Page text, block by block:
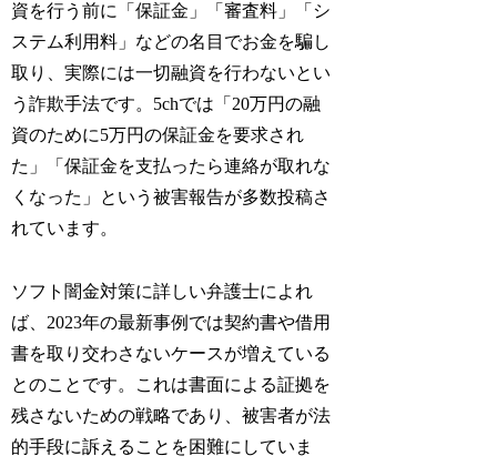
資を行う前に「保証金」「審査料」「シ
ステム利用料」などの名目でお金を騙し
取り、実際には一切融資を行わないとい
う詐欺手法です。5chでは「20万円の融
資のために5万円の保証金を要求され
た」「保証金を支払ったら連絡が取れな
くなった」という被害報告が多数投稿さ
れています。
ソフト闇金対策に詳しい弁護士によれ
ば、2023年の最新事例では契約書や借用
書を取り交わさないケースが増えている
とのことです。これは書面による証拠を
残さないための戦略であり、被害者が法
的手段に訴えることを困難にしていま